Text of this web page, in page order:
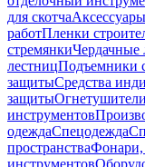
для скотча
работПленки
стремянкиЧердачные
лестницПодъемники
защитыСредства
защитыОгнетушители
инструментов
одеждаСпецодежда
пространства
инструментов